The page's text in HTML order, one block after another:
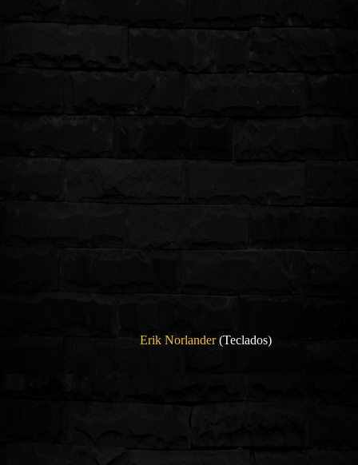
Erik Norlander (Teclados)